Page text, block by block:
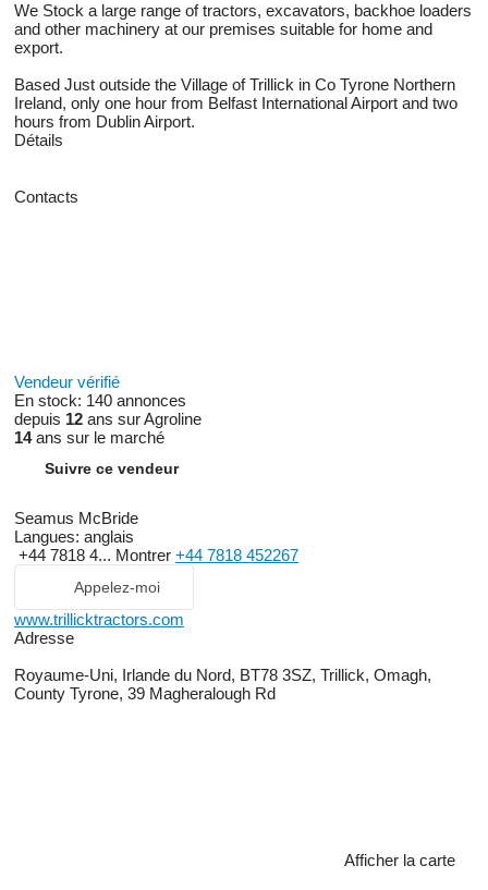
We Stock a large range of tractors, excavators, backhoe loaders
and other machinery at our premises suitable for home and
export.
Based Just outside the Village of Trillick in Co Tyrone Northern
Ireland, only one hour from Belfast International Airport and two
hours from Dublin Airport.
Détails
Contacts
Vendeur vérifié
En stock: 140 annonces
depuis 12 ans sur Agroline
14ans sur le marché
Suivre ce vendeur
Seamus McBride
Langues: anglais
+44 7818 4... Montrer +44 7818 452267
Appelez-moi
www.trillicktractors.com
Adresse
Royaume-Uni, Irlande du Nord, BT78 3SZ, Trillick, Omagh,
County Tyrone, 39 Magheralough Rd
Afficher la carte